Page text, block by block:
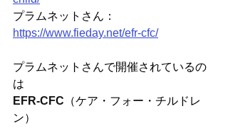
プラムネットさん：
https://www.fieday.net/efr-cfc/
プラムネットさんで開催されているの
は
EFR-CFC （ケア・フォー・チルドレ
ン）